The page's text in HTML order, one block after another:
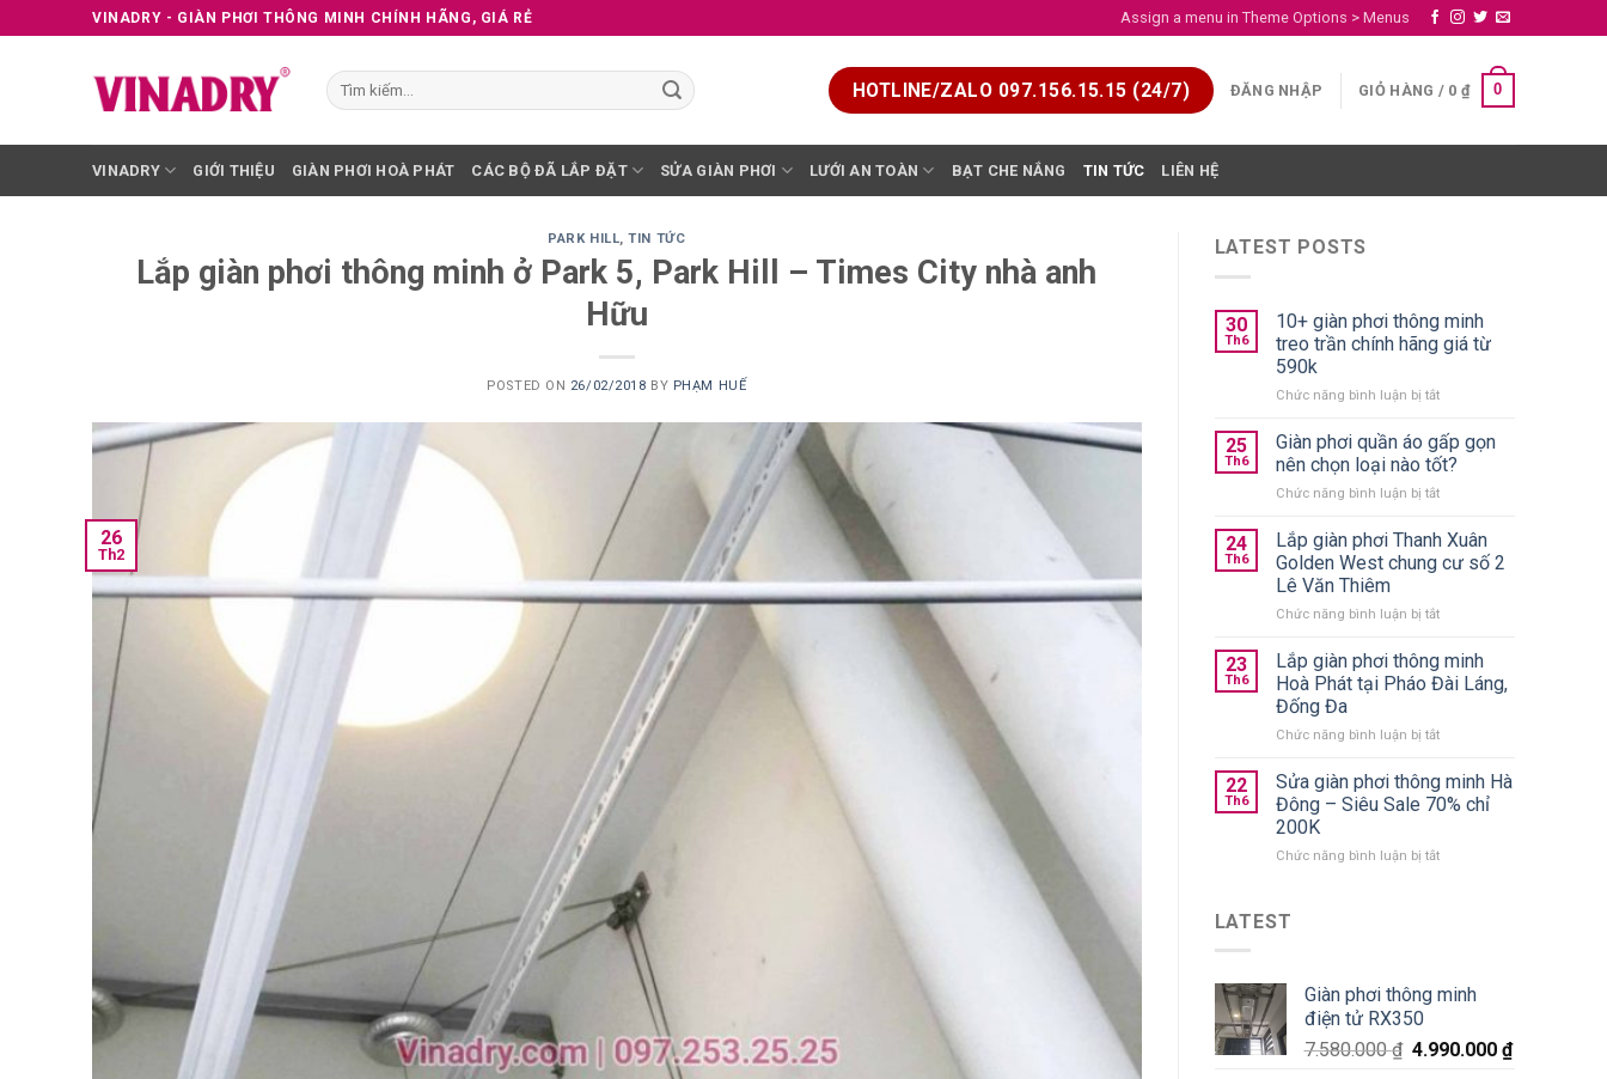
to
VINADRY - GIÀN PHƠI THÔNG MINH CHÍNH HÃNG, GIÁ RẺ Assign a menu in Theme Options > Menus
Tìm
kiếm:
HOTLINE/ZALO 097.156.15.15 (24/7) ĐĂNG NHẬP GIỎ HÀNG / 0 ₫ 0
VINADRY GIỚI THIỆU GIÀN PHƠI HOÀ PHÁT CÁC BỘ ĐÃ LẮP ĐẶT SỬA GIÀN PHƠI LƯỚI AN TOÀN BẠT CHE NẮNG TIN TỨC LIÊN HỆ
PARK HILL,TIN TỨC
Lắp giàn phơi thông minh ở Park 5, Park Hill – Times City nhà anh
Hữu
POSTED ON 26/02/2018 BY PHẠM HUẾ
26
Th2
LATEST POSTS
30
Th6
10+ giàn phơi thông minh
treo trần chính hãng giá từ
590k
Chức năng bình luận bị tắtở
giàn
phơi
thông
minh
trần
chính
từ
25
Th6
Giàn phơi quần áo gấp gọn
nên chọn loại nào tốt?
Chức năng bình luận bị tắtở
phơi
áo
gọn
chọn
loại
nào
24
Th6
Lắp giàn phơi Thanh Xuân
Golden West chung cư số 2
Lê Văn Thiêm
Chức năng bình luận bị tắtở
giàn
phơi
Thanh
Golden
chung
cư
số
Lê
23
Th6
Lắp giàn phơi thông minh
Hoà Phát tại Pháo Đài Láng,
Đống Đa
Chức năng bình luận bị tắtở
giàn
phơi
thông
Hoà
Đa
22
Th6
Sửa giàn phơi thông minh Hà
Đông – Siêu Sale 70% chỉ
200K
Chức năng bình luận bị tắtở
Đông
Sale
LATEST
Giàn phơi thông minh
điện tử RX350
7.580.000₫ 4.990.000₫